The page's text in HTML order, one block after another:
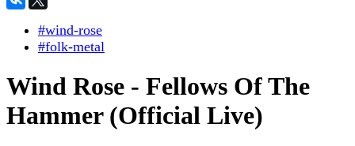
#wind-rose
#folk-metal
Wind Rose - Fellows Of The
Hammer (Official Live)